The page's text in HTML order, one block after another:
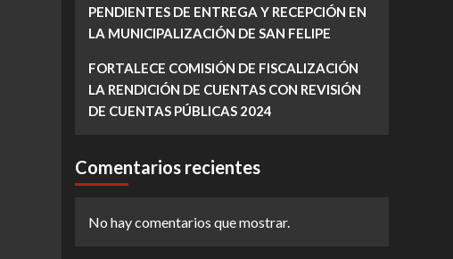
PENDIENTES DE ENTREGA Y RECEPCIÓN EN
LA MUNICIPALIZACIÓN DE SAN FELIPE
FORTALECE COMISIÓN DE FISCALIZACIÓN
LA RENDICIÓN DE CUENTAS CON REVISIÓN
DE CUENTAS PÚBLICAS 2024
Comentarios recientes
No hay comentarios que mostrar.